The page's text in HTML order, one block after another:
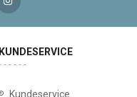
KUNDESERVICE
Kundeservice